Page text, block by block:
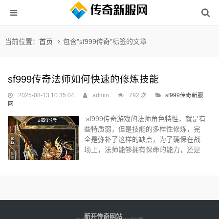
当前位置： 首页 包含"sf999传奇"标签的文章
sf999传奇法师如何快速的修炼技能
2025-08-13 10:35:04 admin 792 次
sf999传奇新服
网
sf999传奇游戏的法师角色特性，就是有
些特质弱，但是技能的多样性修炼，完
全是弥补了这样的缺点，为了确保在战
场上，法师能够拥有保命的能力，还是
才能够达到迅速成长，且能够确保自己
的各项技能，都是能够修炼到均衡
新开传奇网站